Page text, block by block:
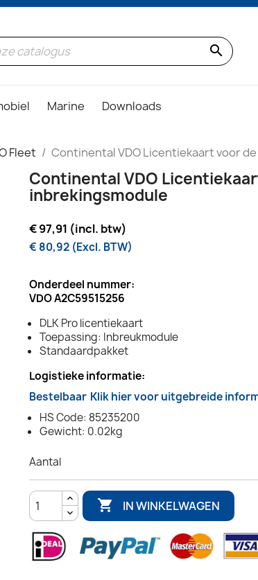
search
Marine Downloads
Fleet Continental VDO Licentiekaart voor
Continental VDO
inbrekingsmodule
€ 97,91 (incl. btw)
€ 80,92 (Excl. BTW)
Onderdeel nummer:
VDO A2C59515256
DLK Pro licentiekaart
Toepassing: Inbreukmodule
Standaardpakket
Logistieke informatie:
Bestelbaar Klik hier voor uitgebreide
HS Code: 85235200
Gewicht: 0.02kg
Aantal
 IN WINKELWAGEN